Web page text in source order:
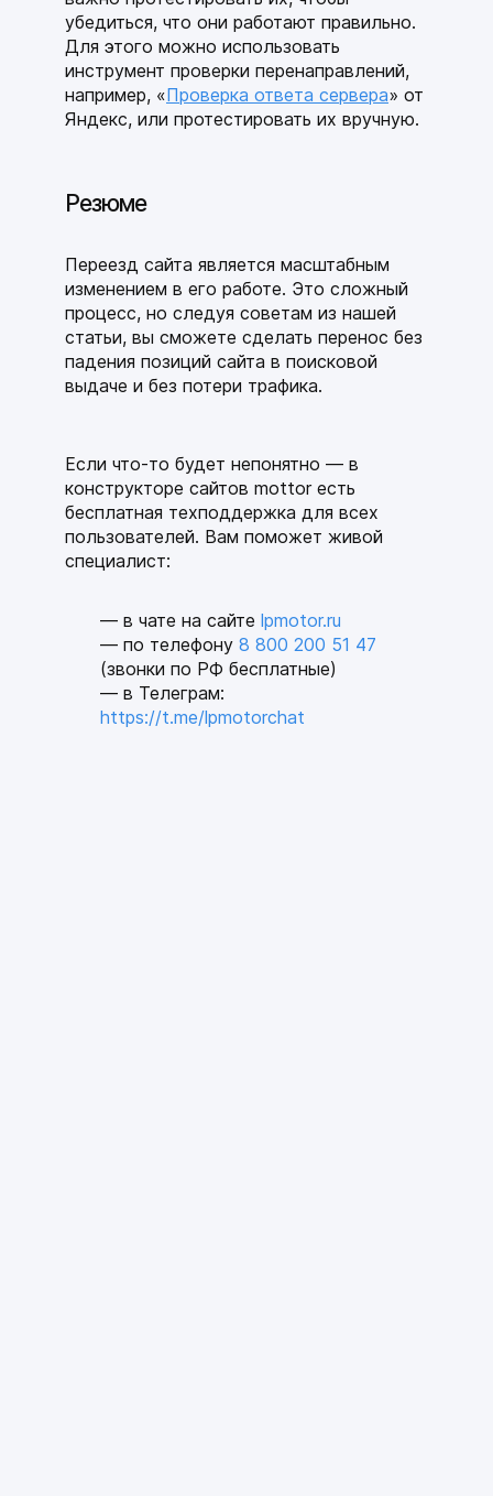
убедиться, что они работают правильно.
Для этого можно использовать
инструмент проверки перенаправлений,
например, «Проверка ответа сервера» от
Яндекс, или протестировать их вручную.
Резюме
Переезд сайта является масштабным
изменением в его работе. Это сложный
процесс, но следуя советам из нашей
статьи, вы сможете сделать перенос без
падения позиций сайта в поисковой
выдаче и без потери трафика.
Если что-то будет непонятно — в
конструкторе сайтов mottor есть
бесплатная техподдержка для всех
пользователей. Вам поможет живой
специалист:
— в чате на сайте lpmotor.ru
— по телефону 8 800 200 51 47
(звонки по РФ бесплатные)
— в Телеграм:
https://t.me/lpmotorchat